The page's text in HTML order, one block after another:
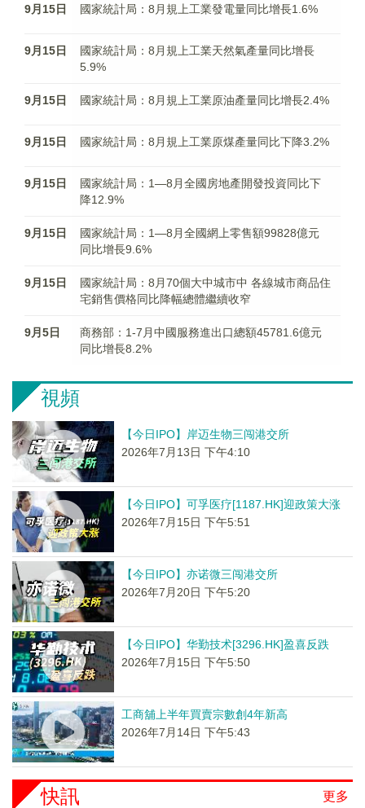
9月15日 國家統計局：8月規上工業發電量同比增長1.6%
9月15日
國家統計局：8月規上工業天然氣產量同比增長
5.9%
9月15日 國家統計局：8月規上工業原油產量同比增長2.4%
9月15日 國家統計局：8月規上工業原煤產量同比下降3.2%
9月15日
國家統計局：1—8月全國房地產開發投資同比下
降12.9%
9月15日
國家統計局：1—8月全國網上零售額99828億元
同比增長9.6%
9月15日
國家統計局：8月70個大中城市中 各線城市商品住
宅銷售價格同比降幅總體繼續收窄
9月5日
商務部：1-7月中國服務進出口總額45781.6億元
同比增長8.2%
視頻
【今日IPO】岸迈生物三闯港交所
2026年7月13日 下午4:10
【今日IPO】可孚医疗[1187.HK]迎政策大涨
2026年7月15日 下午5:51
【今日IPO】亦诺微三闯港交所
2026年7月20日 下午5:20
【今日IPO】华勤技术[3296.HK]盈喜反跌
2026年7月15日 下午5:50
工商舖上半年買賣宗數創4年新高
2026年7月14日 下午5:43
更多
快訊